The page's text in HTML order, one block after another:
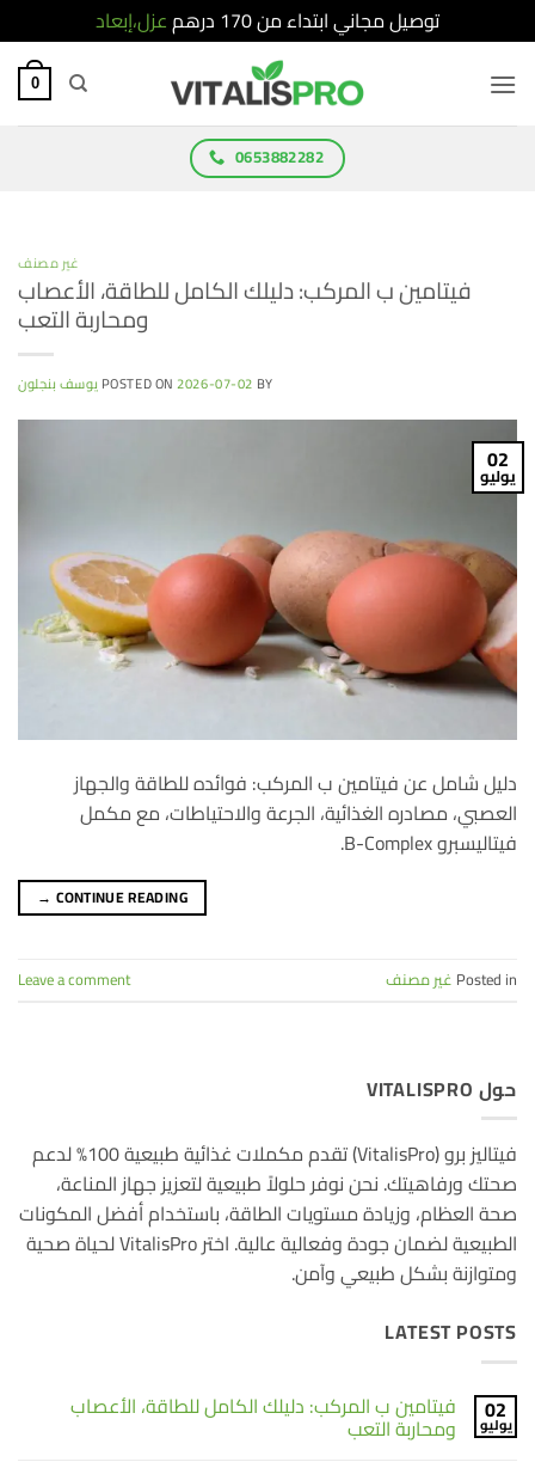
توصيل مجاني ابتداء من 170 درهم
عزل،إبعاد
0
0653882282
غير مصنف
فيتامين ب المركب: دليلك الكامل للطاقة، الأعصاب
ومحاربة التعب
POSTED ON2026-07-02 BY يوسف بنجلون
02
يوليو
دليل شامل عن فيتامين ب المركب: فوائده للطاقة والجهاز
العصبي، مصادره الغذائية، الجرعة والاحتياطات، مع مكمل
فيتاليسبرو B-Complex.
CONTINUE READING
→
Posted in غير مصنف Leave a comment
حول VITALISPRO
فيتاليز برو (VitalisPro) تقدم مكملات غذائية طبيعية 100% لدعم
صحتك ورفاهيتك. نحن نوفر حلولاً طبيعية لتعزيز جهاز المناعة،
صحة العظام، وزيادة مستويات الطاقة، باستخدام أفضل المكونات
الطبيعية لضمان جودة وفعالية عالية. اختر VitalisPro لحياة صحية
ومتوازنة بشكل طبيعي وآمن.
LATEST POSTS
02
يوليو
فيتامين ب المركب: دليلك الكامل للطاقة، الأعصاب
ومحاربة التعب